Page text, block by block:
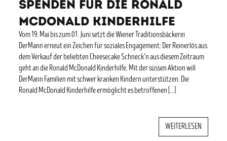
Spenden für die Ronald
McDonald Kinderhilfe
Vom 19. Mai bis zum 01. Juni setzt die Wiener Traditionsbäckerei
DerMann erneut ein Zeichen für soziales Engagement: Der Reinerlös aus
dem Verkauf der beliebten Cheesecake Schneck’n aus diesem Zeitraum
geht an die Ronald McDonald Kinderhilfe. Mit der süssen Aktion will
DerMann Familien mit schwer kranken Kindern unterstützen. Die
Ronald McDonald Kinderhilfe ermöglicht es betroffenen […]
WEITERLESEN